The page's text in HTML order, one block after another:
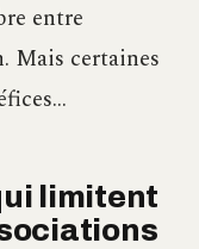
entre
Mais certaines
limitent